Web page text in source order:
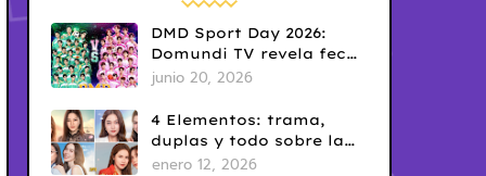
DMD Sport Day 2026:
Domundi TV revela fecha
y temática
junio 20, 2026
4 Elementos: trama,
duplas y todo sobre la
saga GL antes de su
enero 12, 2026